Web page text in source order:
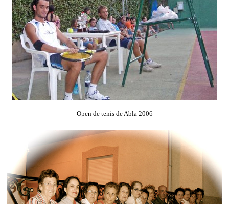
Open de tenis de Abla 2006